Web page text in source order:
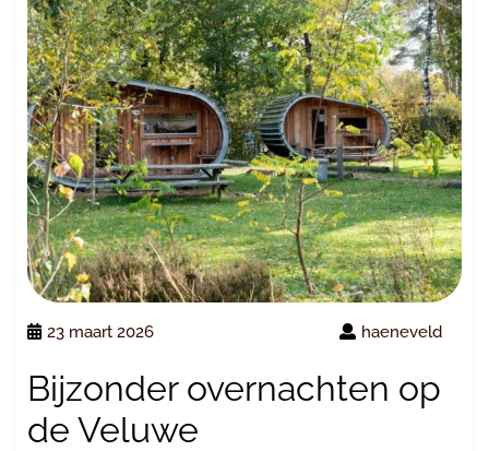
23 maart 2026 haeneveld
Bijzonder overnachten op
de Veluwe